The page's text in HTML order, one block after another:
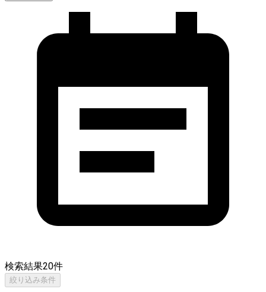
検索結果20件
絞り込み条件